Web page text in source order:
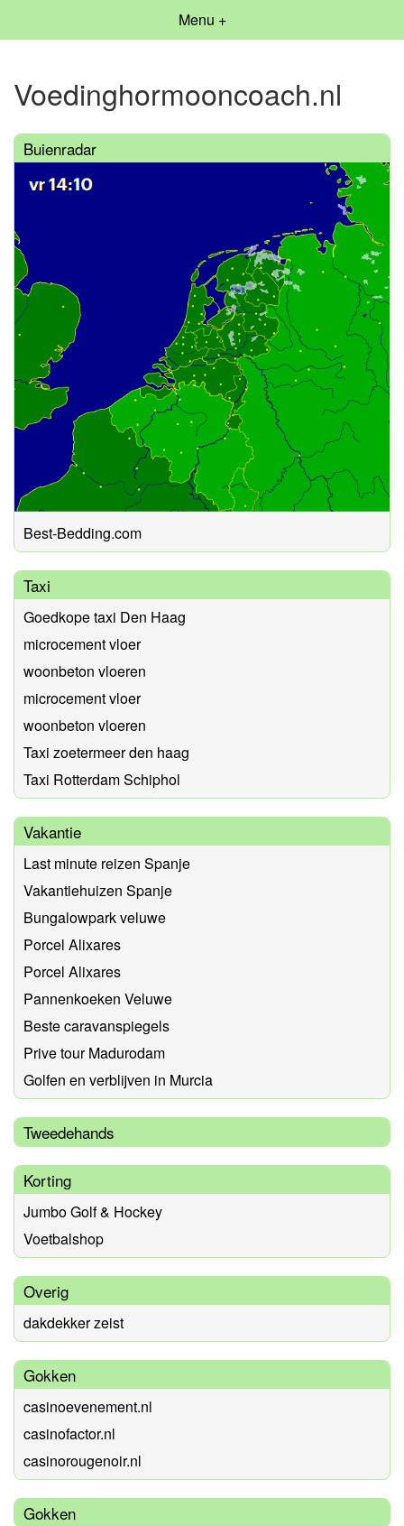
Menu +
Voedinghormooncoach.nl
Buienradar
Best-Bedding.com
Taxi
Goedkope taxi Den Haag
microcement vloer
woonbeton vloeren
microcement vloer
woonbeton vloeren
Taxi zoetermeer den haag
Taxi Rotterdam Schiphol
Vakantie
Last minute reizen Spanje
Vakantiehuizen Spanje
Bungalowpark veluwe
Porcel Alixares
Porcel Alixares
Pannenkoeken Veluwe
Beste caravanspiegels
Prive tour Madurodam
Golfen en verblijven in Murcia
Tweedehands
Korting
Jumbo Golf & Hockey
Voetbalshop
Overig
dakdekker zeist
Gokken
casinoevenement.nl
casinofactor.nl
casinorougenoir.nl
Gokken